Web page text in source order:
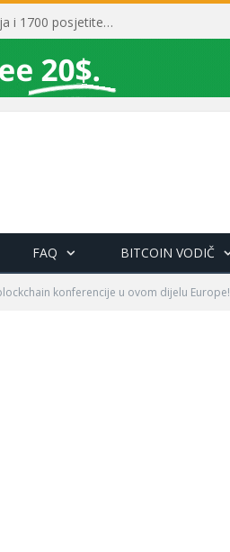
Toni Milun postao “milijarder”! Vrhunska predavanja i 1700 posjetitelja obilježili su mjesec financijske pismenosti
FAQ BITCOIN VODIČ
konferencije u ovom dijelu Europe!